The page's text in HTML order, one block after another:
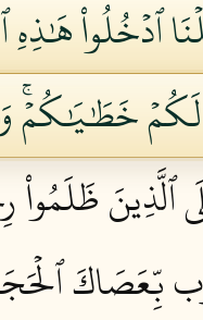
ٱدۡخُلُواْ
خَطَٰيَٰكُمۡۚ
ٱلَّذِينَ ظَلَمُواْ
بِّعَصَاكَ